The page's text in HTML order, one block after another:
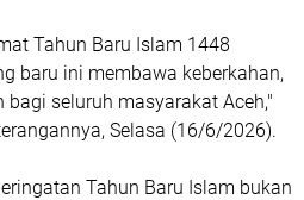
Tahun Baru Islam 1448
baru ini membawa keberkahan,
seluruh masyarakat Aceh,"
Selasa (16/6/2026).
Tahun Baru Islam bukan